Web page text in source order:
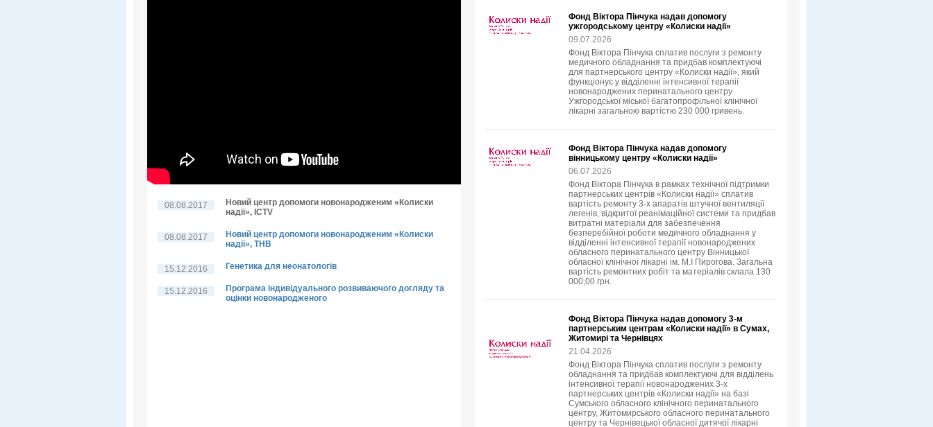
08.08.2017
Новий центр допомоги новонародженим «Колиски
надії», ICTV
08.08.2017
Новий центр допомоги новонародженим «Колиски
надії», THB
15.12.2016 Генетика для неонатологів
15.12.2016
Програма індивідуального розвиваючого догляду та
оцінки новонародженого
Фонд Віктора Пінчука надав допомогу
ужгородському центру «Колиски надії»
09.07.2026
Фонд Віктора Пінчука сплатив послуги з ремонту
медичного обладнання та придбав комплектуючі
для партнерського центру «Колиски надії», який
функціонує у відділенні інтенсивної терапії
новонароджених перинатального центру
Ужгородської міської багатопрофільної клінічної
лікарні загальною вартістю 230 000 гривень.
Фонд Віктора Пінчука надав допомогу
вінницькому центру «Колиски надії»
06.07.2026
Фонд Віктора Пінчука в рамках технічної підтримки
партнерських центрів «Колиски надії» сплатив
вартість ремонту 3-х апаратів штучної вентиляції
легенів, відкритої реанімаційної системи та придбав
витратні матеріали для забезпечення
безперебійної роботи медичного обладнання у
відділенні інтенсивної терапії новонароджених
обласного перинатального центру Вінницької
обласної клінічної лікарні ім. М.І Пирогова. Загальна
вартість ремонтних робіт та матеріалів склала 130
000,00 грн.
Фонд Віктора Пінчука надав допомогу 3-м
партнерським центрам «Колиски надії» в Сумах,
Житомирі та Чернівцях
21.04.2026
Фонд Віктора Пінчука сплатив послуги з ремонту
обладнання та придбав комплектуючі для відділень
інтенсивної терапії новонароджених 3-х
партнерських центрів «Колиски надії» на базі
Сумського обласного клінічного перинатального
центру, Житомирського обласного перинатального
центру та Чернівецької обласної дитячої лікарні